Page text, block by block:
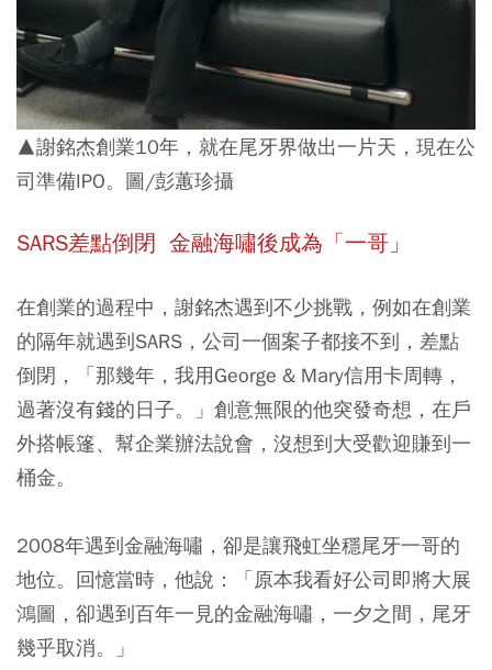
▲謝銘杰創業10年，就在尾牙界做出一片天，現在公
司準備IPO。圖/彭蕙珍攝
SARS差點倒閉 金融海嘯後成為「一哥」
在創業的過程中，謝銘杰遇到不少挑戰，例如在創業
的隔年就遇到SARS，公司一個案子都接不到，差點
倒閉，「那幾年，我用George & Mary信用卡周轉，
過著沒有錢的日子。」創意無限的他突發奇想，在戶
外搭帳篷、幫企業辦法說會，沒想到大受歡迎賺到一
桶金。
2008年遇到金融海嘯，卻是讓飛虹坐穩尾牙一哥的
地位。回憶當時，他說：「原本我看好公司即將大展
鴻圖，卻遇到百年一見的金融海嘯，一夕之間，尾牙
幾乎取消。」